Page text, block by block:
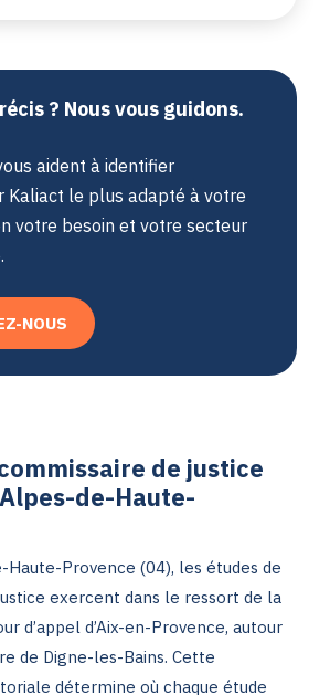
? Nous vous guidons.
aident à identifier
Kaliact le plus adapté à votre
votre besoin et votre secteur
NOUS
de justice
de-Haute-
Haute-Provence (04), les études de
exercent dans le ressort de la
d’appel d’Aix-en-Provence, autour
de Digne-les-Bains. Cette
détermine où chaque étude